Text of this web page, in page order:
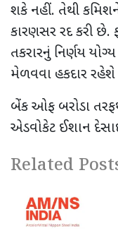
શકે નહીં. તેથી
કારણસર રદ કરી છે.
તકરારનું નિર્ણય
મેળવવા હકદાર
બેંક ઓફ બરોડા
એડવોકેટ ઈશાન
Related